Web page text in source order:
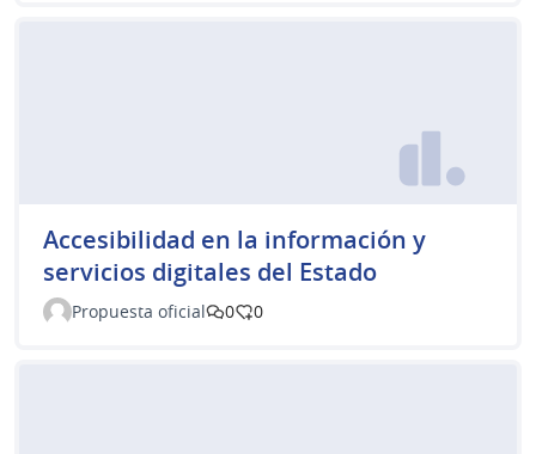
Accesibilidad en la información y
servicios digitales del Estado
Propuesta oficial 0 0